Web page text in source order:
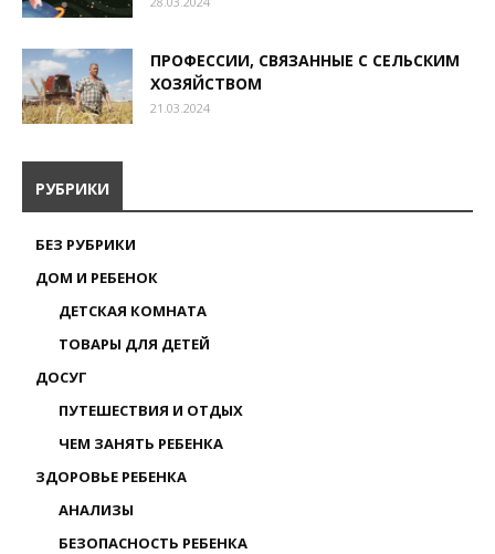
ПРОФЕССИИ, СВЯЗАННЫЕ С СЕЛЬСКИМ
ХОЗЯЙСТВОМ
21.03.2024
РУБРИКИ
БЕЗ РУБРИКИ
ДОМ И РЕБЕНОК
ДЕТСКАЯ КОМНАТА
ТОВАРЫ ДЛЯ ДЕТЕЙ
ДОСУГ
ПУТЕШЕСТВИЯ И ОТДЫХ
ЧЕМ ЗАНЯТЬ РЕБЕНКА
ЗДОРОВЬЕ РЕБЕНКА
АНАЛИЗЫ
БЕЗОПАСНОСТЬ РЕБЕНКА